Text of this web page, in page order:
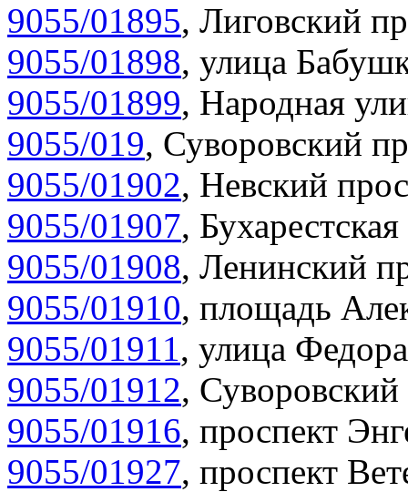
9055/01895, Лиговский
9055/01898, улица
9055/01899, Народная
9055/019, Суворовский
9055/01902, Невский
9055/01907,
9055/01908, Ленинский
9055/01910, площадь
9055/01911, улица
9055/01912, Суворовский
9055/01916, проспект
9055/01927, проспект